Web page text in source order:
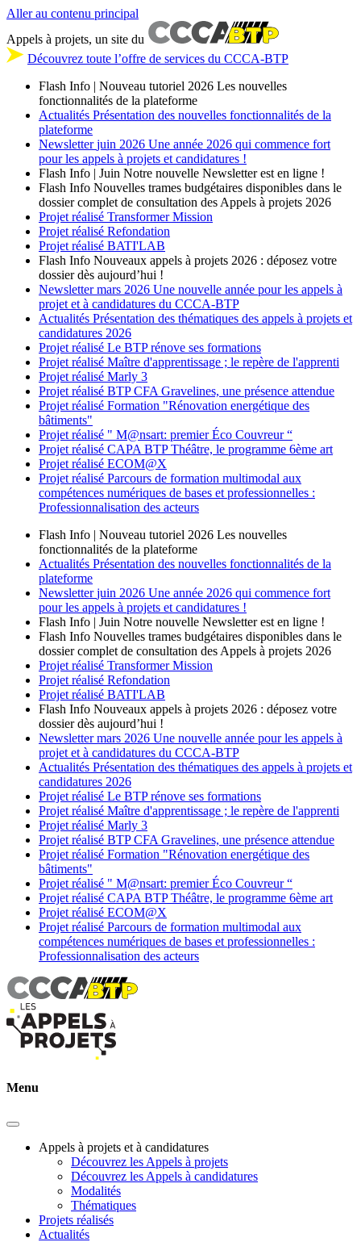
Aller au contenu principal
Appels à projets, un site du
Découvrez toute l’offre de services du CCCA-BTP
Flash Info | Nouveau tutoriel 2026 Les nouvelles
fonctionnalités de la plateforme
Actualités Présentation des nouvelles fonctionnalités de la
plateforme
Newsletter juin 2026 Une année 2026 qui commence fort
pour les appels à projets et candidatures !
Flash Info | Juin Notre nouvelle Newsletter est en ligne !
Flash Info Nouvelles trames budgétaires disponibles dans le
dossier complet de consultation des Appels à projets 2026
Projet réalisé Transformer Mission
Projet réalisé Refondation
Projet réalisé BATI'LAB
Flash Info Nouveaux appels à projets 2026 : déposez votre
dossier dès aujourd’hui !
Newsletter mars 2026 Une nouvelle année pour les appels à
projet et à candidatures du CCCA-BTP
Actualités Présentation des thématiques des appels à projets et
candidatures 2026
Projet réalisé Le BTP rénove ses formations
Projet réalisé Maître d'apprentissage ; le repère de l'apprenti
Projet réalisé Marly 3
Projet réalisé BTP CFA Gravelines, une présence attendue
Projet réalisé Formation "Rénovation energétique des
bâtiments"
Projet réalisé " M@nsart: premier Éco Couvreur “
Projet réalisé CAPA BTP Théâtre, le programme 6ème art
Projet réalisé ECOM@X
Projet réalisé Parcours de formation multimodal aux
compétences numériques de bases et professionnelles :
Professionnalisation des acteurs
Flash Info | Nouveau tutoriel 2026 Les nouvelles
fonctionnalités de la plateforme
Actualités Présentation des nouvelles fonctionnalités de la
plateforme
Newsletter juin 2026 Une année 2026 qui commence fort
pour les appels à projets et candidatures !
Flash Info | Juin Notre nouvelle Newsletter est en ligne !
Flash Info Nouvelles trames budgétaires disponibles dans le
dossier complet de consultation des Appels à projets 2026
Projet réalisé Transformer Mission
Projet réalisé Refondation
Projet réalisé BATI'LAB
Flash Info Nouveaux appels à projets 2026 : déposez votre
dossier dès aujourd’hui !
Newsletter mars 2026 Une nouvelle année pour les appels à
projet et à candidatures du CCCA-BTP
Actualités Présentation des thématiques des appels à projets et
candidatures 2026
Projet réalisé Le BTP rénove ses formations
Projet réalisé Maître d'apprentissage ; le repère de l'apprenti
Projet réalisé Marly 3
Projet réalisé BTP CFA Gravelines, une présence attendue
Projet réalisé Formation "Rénovation energétique des
bâtiments"
Projet réalisé " M@nsart: premier Éco Couvreur “
Projet réalisé CAPA BTP Théâtre, le programme 6ème art
Projet réalisé ECOM@X
Projet réalisé Parcours de formation multimodal aux
compétences numériques de bases et professionnelles :
Professionnalisation des acteurs
Menu
Appels à projets et à candidatures
Découvrez les Appels à projets
Découvrez les Appels à candidatures
Modalités
Thématiques
Projets réalisés
Actualités